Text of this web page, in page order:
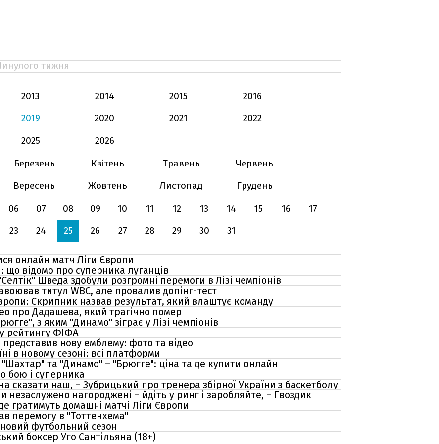
тижня
2013 2014 2015
2016
2019 2020 2021
2022
2025
2026
Березень Квітень Травень
Червень
Вересень Жовтень Листопад
Грудень
06 07 08 09 10 11 12 13 14 15 16
17
23 24 25 26 27 28 29 30 31
онлайн матч Ліги Європи
що відомо про суперника луганців
Шведа здобули розгромні перемоги в Лізі чемпіонів
титул WBC, але провалив допінг-тест
Скрипник назвав результат, який влаштує команду
про Дадашева, який трагічно помер
з яким "Динамо" зіграє у Лізі чемпіонів
рейтингу ФІФА
нову емблему: фото та відео
в новому сезоні: всі платформи
та "Динамо" – "Брюгге": ціна та де купити онлайн
бою і суперника
сказати наш, – Зубрицький про тренера збірної України з баскетболу
незаслужено нагороджені – йдіть у ринг і заробляйте, – Гвоздик
гратимуть домашні матчі Ліги Європи
перемогу в "Тоттенхема"
футбольний сезон
боксер Уго Сантільяна (18+)